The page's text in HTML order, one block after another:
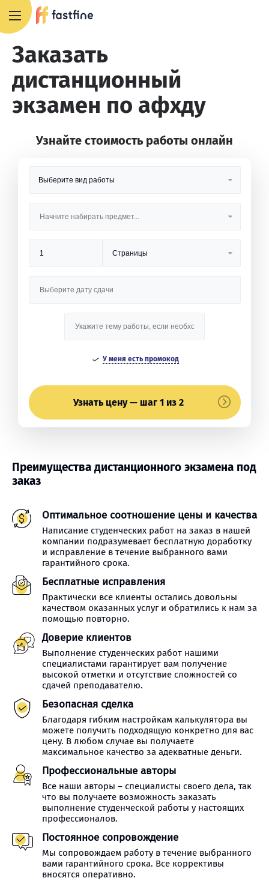
Заказать
дистанционный
экзамен по афхду
Узнайте стоимость работы онлайн
У меня есть промокод
Узнать цену — шаг 1 из 2
Преимущества дистанционного экзамена под
заказ
Оптимальное соотношение цены и качества
Написание студенческих работ на заказ в нашей
компании подразумевает бесплатную доработку
и исправление в течение выбранного вами
гарантийного срока.
Бесплатные исправления
Практически все клиенты остались довольны
качеством оказанных услуг и обратились к нам за
помощью повторно.
Доверие клиентов
Выполнение студенческих работ нашими
специалистами гарантирует вам получение
высокой отметки и отсутствие сложностей со
сдачей преподавателю.
Безопасная сделка
Благодаря гибким настройкам калькулятора вы
можете получить подходящую конкретно для вас
цену. В любом случае вы получаете
максимальное качество за адекватные деньги.
Профессиональные авторы
Все наши авторы – специалисты своего дела, так
что вы получаете возможность заказать
выполнение студенческой работы у настоящих
профессионалов.
Постоянное сопровождение
Мы сопровождаем работу в течение выбранного
вами гарантийного срока. Все коррективы
вносятся оперативно.